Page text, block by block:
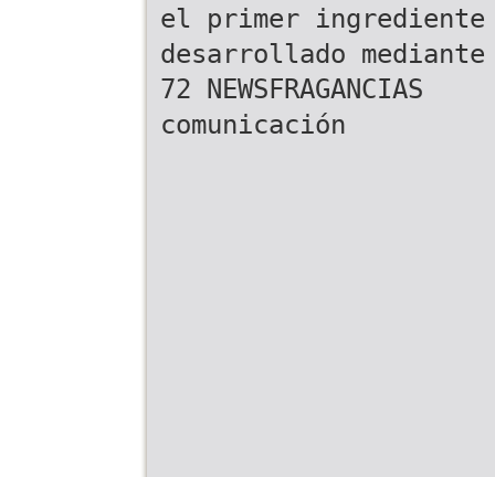
el primer
desarrollado
72 NEWSFRAGANCIAS
comunicación